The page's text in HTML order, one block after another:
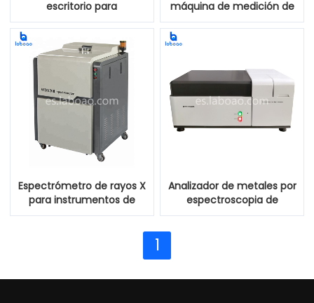
escritorio para
analizadores de minerales
máquina de medición de
espesor de chapado
Espectrómetro de rayos X
para instrumentos de
medición de cemento
Analizador de metales por
espectroscopia de
emisión óptica
1